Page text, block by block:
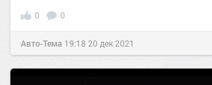
0 0
Авто-Тема 19:18 20 дек 2021